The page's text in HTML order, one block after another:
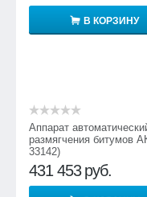
В КОРЗИНУ
Аппарат
размягчения битумов
33142)
431 453 руб.